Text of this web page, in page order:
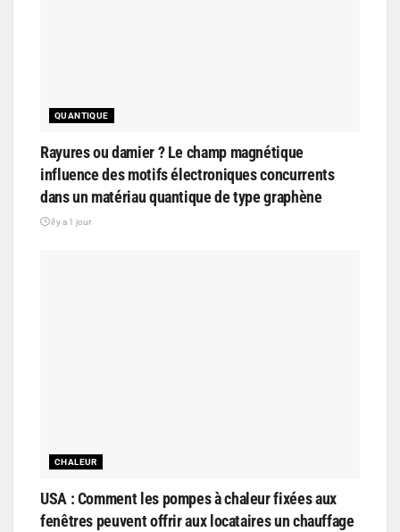
QUANTIQUE
Rayures ou damier ? Le champ magnétique
influence des motifs électroniques concurrents
dans un matériau quantique de type graphène
il y a 1 jour
CHALEUR
USA : Comment les pompes à chaleur fixées aux
fenêtres peuvent offrir aux locataires un chauffage